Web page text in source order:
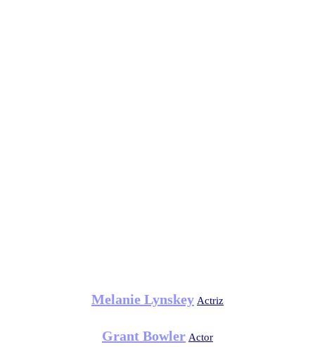
Melanie Lynskey Actriz
Grant Bowler Actor